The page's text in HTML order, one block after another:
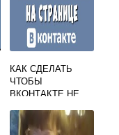
КАК СДЕЛАТЬ
ЧТОБЫ
ВКОНТАКТЕ НЕ
МОЮ СТРАНИЦУ